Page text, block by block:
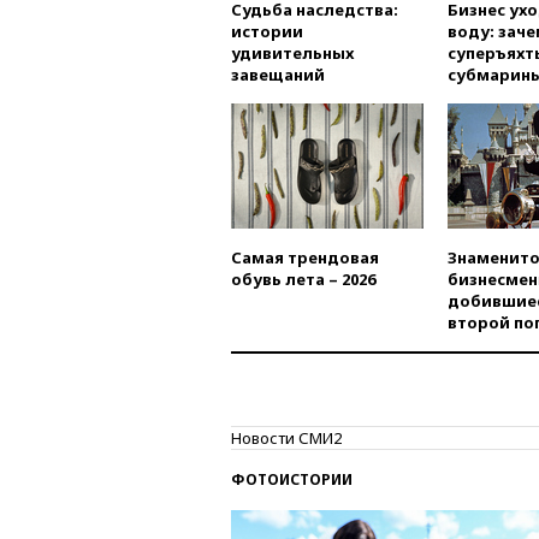
Судьба наследства:
истории
удивительных
завещаний
Бизнес
воду:
Самая трендовая
обувь лета – 2026
второй
Новости СМИ2
ФОТОИСТОРИИ